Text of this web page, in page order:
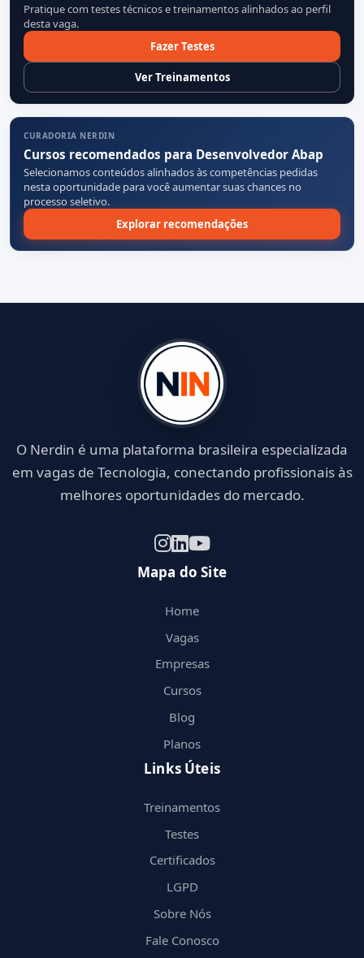
Pratique com testes técnicos e treinamentos alinhados ao perfil
desta vaga.
Fazer Testes
Ver Treinamentos
CURADORIA NERDIN
Cursos recomendados para Desenvolvedor Abap
Selecionamos conteúdos alinhados às competências pedidas
nesta oportunidade para você aumentar suas chances no
processo seletivo.
Explorar recomendações
O Nerdin é uma plataforma brasileira especializada
em vagas de Tecnologia, conectando profissionais às
melhores oportunidades do mercado.
Mapa do Site
Home
Vagas
Empresas
Cursos
Blog
Planos
Links Úteis
Treinamentos
Testes
Certificados
LGPD
Sobre Nós
Fale Conosco